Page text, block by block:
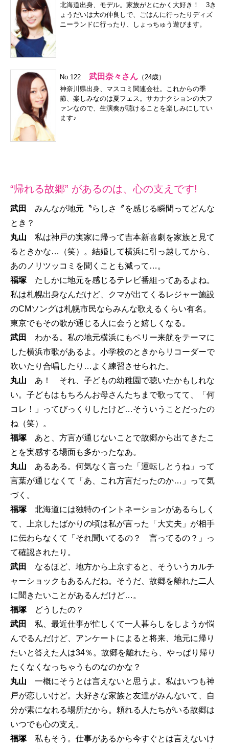
北海道出身、モデル。家族がとにかく大好き！ 3き
ょうだいは大の仲良しで、ごはんに行ったりディズ
ニーランドに行ったり、しょっちゅう遊びます。
No.122 武田奈々さん （24歳）
神奈川県出身、マスコミ関連会社。これからの季
節、楽しみなのは夏フェス。サカナクションの大フ
ァンなので、生演奏が聴けることを楽しみにしてい
ます♪
“帰れる故郷” があるのは、心の支えです!
武田
みんなが地元〝らしさ〞を感じる瞬間ってどんな
とき？
丸山 私は神戸の実家に帰って吉本新喜劇を家族と見て
るときかな…（笑）。結婚して横浜に引っ越してから、
あのノリツッコミを聞くことも減って…。
福塚たしかに地元を感じるテレビ番組ってあるよね。
私は札幌出身なんだけど、クマが出てくるレジャー施設
のCMソングは札幌市民ならみんな歌えるくらい有名。
東京でもその歌が通じる人に会うと嬉しくなる。
武田
わかる。私の地元横浜にもペリー来航をテーマに
した横浜市歌があるよ。小学校のときからリコーダーで
吹いたり合唱したり…よく練習させられた。
丸山 あ！ それ、子どもの幼稚園で聴いたかもしれな
い。子どもはもちろんお母さんたちまで歌ってて、「何
コレ！」ってびっくりしたけど…そういうことだったの
ね（笑）。
福塚あと、方言が通じないことで故郷から出てきたこ
とを実感する場面も多かったなあ。
丸山 あるある。何気なく言った「運転しとうね」って
言葉が通じなくて「あ、これ方言だったのか…」って気
づく。
福塚北海道には独特のイントネーションがあるらしく
て、上京したばかりの頃は私が言った「大丈夫」が相手
に伝わらなくて「それ聞いてるの？ 言ってるの？」っ
て確認されたり。
武田
なるほど、地方から上京すると、そういうカルチ
ャーショックもあるんだね。そうだ、故郷を離れた二人
に聞きたいことがあるんだけど…。
福塚どうしたの？
武田
私、最近仕事が忙しくて一人暮らしをしようか悩
んでるんだけど、アンケートによると将来、地元に帰り
たいと答えた人は34％。故郷を離れたら、やっぱり帰り
たくなくなっちゃうものなのかな？
丸山 一概にそうとは言えないと思うよ。私はいつも神
戸が恋しいけど。大好きな家族と友達がみんないて、自
分が素になれる場所だから。頼れる人たちがいる故郷は
いつでも心の支え。
福塚私もそう。仕事があるから今すぐとは言えないけ